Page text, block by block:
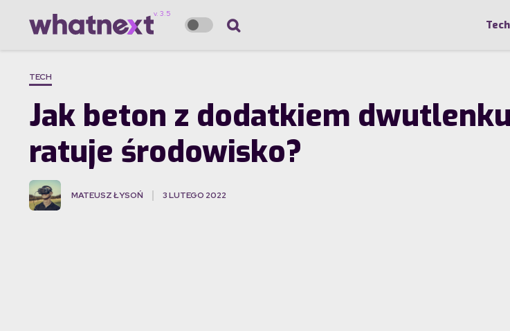
Tech
TECH
Jak beton z dodatkiem
ratuje środowisko?
MATEUSZ ŁYSOŃ 3 LUTEGO 2022